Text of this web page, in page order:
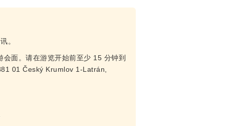
。
面。请在游览开始前至少 15 分钟到
01 Český Krumlov 1-Latrán,